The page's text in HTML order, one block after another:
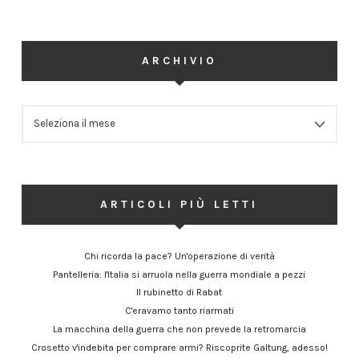
ARCHIVIO
ARTICOLI PIÙ LETTI
Chi ricorda la pace? Un'operazione di verità
Pantelleria: l'Italia si arruola nella guerra mondiale a pezzi
Il rubinetto di Rabat
C'eravamo tanto riarmati
La macchina della guerra che non prevede la retromarcia
Crosetto v'indebita per comprare armi? Riscoprite Galtung, adesso!